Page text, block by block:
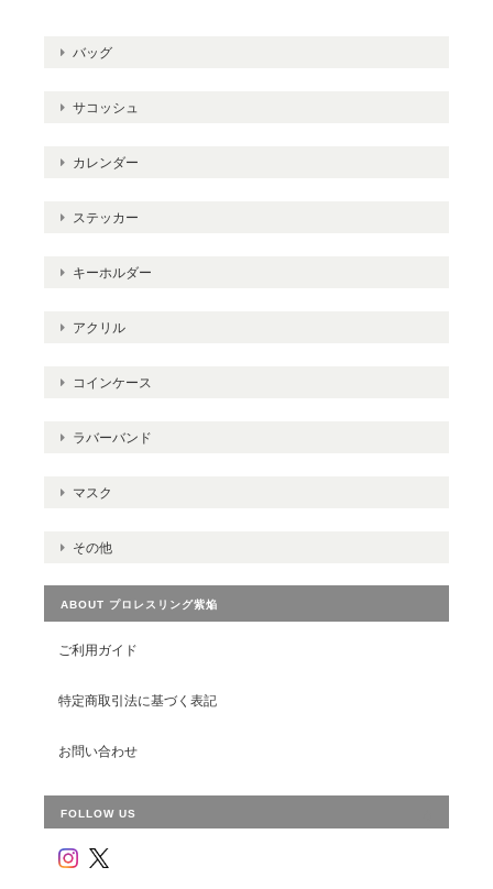
バッグ
サコッシュ
カレンダー
ステッカー
キーホルダー
アクリル
コインケース
ラバーバンド
マスク
その他
ABOUT プロレスリング紫焔
ご利用ガイド
特定商取引法に基づく表記
お問い合わせ
FOLLOW US